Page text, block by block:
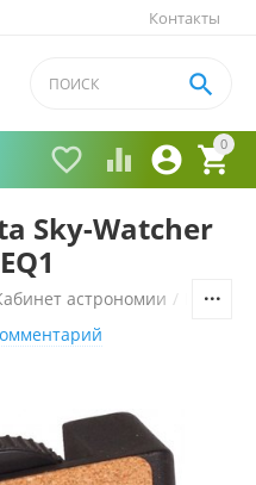
Контакты
0


 

Sky-Watcher
астрономии /